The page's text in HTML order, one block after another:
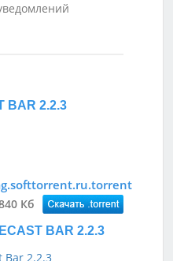
BAR 2.2.3
Кб
BAR 2.2.3